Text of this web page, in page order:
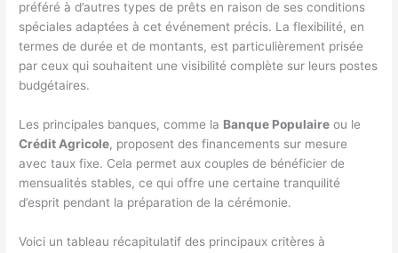
préféré à d’autres types de prêts en raison de ses conditions
spéciales adaptées à cet événement précis. La flexibilité, en
termes de durée et de montants, est particulièrement prisée
par ceux qui souhaitent une visibilité complète sur leurs postes
budgétaires.
Les principales banques, comme la Banque Populaire ou le
Crédit Agricole, proposent des financements sur mesure
avec taux fixe. Cela permet aux couples de bénéficier de
mensualités stables, ce qui offre une certaine tranquilité
d’esprit pendant la préparation de la cérémonie.
Voici un tableau récapitulatif des principaux critères à